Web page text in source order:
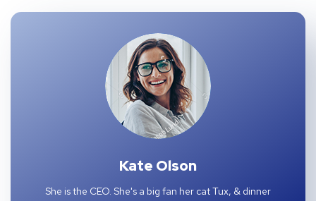
Kate Olson
She is the CEO. She's a big fan her cat Tux, & dinner